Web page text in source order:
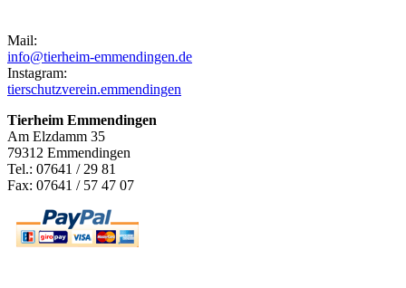
Mail:
info@tierheim-emmendingen.de
Instagram:
tierschutzverein.emmendingen
Tierheim Emmendingen
Am Elzdamm 35
79312 Emmendingen
Tel.: 07641 / 29 81
Fax: 07641 / 57 47 07